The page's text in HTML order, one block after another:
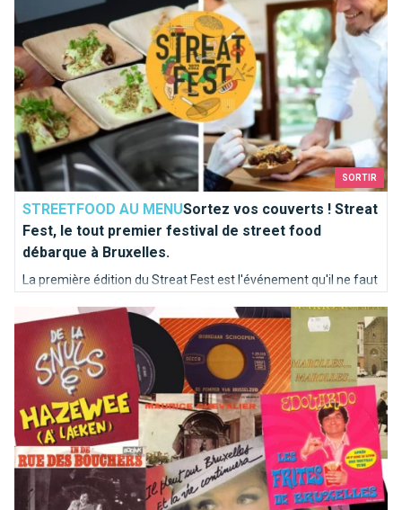
SORTIR
STREETFOOD AU MENUSortez vos couverts ! Streat
Fest, le tout premier festival de street food
débarque à Bruxelles.
La première édition du Streat Fest est l'événement qu'il ne faut
un tour au pays de la streetfood.
Top 10 des chansons kitschs consacrées à Bruxelles